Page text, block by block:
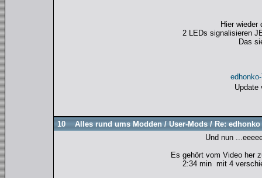
Hier wieder
2 LEDs signalisieren
Das
Update
10 Alles rund ums Modden/ User-Mods/ Re:
Und nun
Es gehört vom Video her
2:34 min mit 4